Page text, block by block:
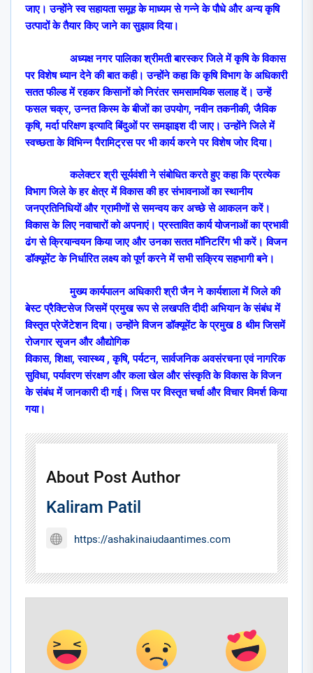
जाए। उन्होंने स्व सहायता समूह के माध्यम से गन्ने के पौधे और अन्य कृषि
उत्पादों के तैयार किए जाने का सुझाव दिया।
अध्यक्ष नगर पालिका श्रीमती बारस्कर जिले में कृषि के विकास
पर विशेष ध्यान देने की बात कही। उन्होंने कहा कि कृषि विभाग के अधिकारी
सतत फील्ड में रहकर किसानों को निरंतर समसामयिक सलाह दें। उन्हें
फसल चक्र,उन्नत किस्म के बीजों का उपयोग,नवीन तकनीकी,जैविक
कृषि,मर्दा परिक्षण इत्यादि बिंदुओं पर समझाइश दी जाए। उन्होंने जिले में
स्वच्छता के विभिन्न पैरामिट्रस पर भी कार्य करने पर विशेष जोर दिया।
कलेक्टर श्री सूर्यवंशी ने संबोधित करते हुए कहा कि प्रत्येक
विभाग जिले के हर क्षेत्र में विकास की हर संभावनाओं का स्थानीय
जनप्रतिनिधियों और ग्रामीणों से समन्वय कर अच्छे से आकलन करें।
विकास के लिए नवाचारों को अपनाएं। प्रस्तावित कार्य योजनाओं का प्रभावी
ढंग से क्रियान्वयन किया जाए और उनका सतत मॉनिटरिंग भी करें। विजन
डॉक्यूमेंट के निर्धारित लक्ष्य को पूर्ण करने में सभी सक्रिय सहभागी बने।
मुख्य कार्यपालन अधिकारी श्री जैन ने कार्यशाला में जिले की
बेस्ट प्रैक्टिसेज जिसमें प्रमुख रूप से लखपति दीदी अभियान के संबंध में
विस्तृत प्रेजेंटेशन दिया। उन्होंने विजन डॉक्यूमेंट के प्रमुख8 थीम जिसमें
रोजगार सृजन और औद्योगिक
विकास,शिक्षा,स्वास्थ्य,कृषि,पर्यटन,सार्वजनिक अवसंरचना एवं नागरिक
सुविधा,पर्यावरण संरक्षण और कला खेल और संस्कृति के विकास के विजन
के संबंध में जानकारी दी गई। जिस पर विस्तृत चर्चा और विचार विमर्श किया
गया।
About Post Author
Kaliram Patil
https://ashakinaiudaantimes.com